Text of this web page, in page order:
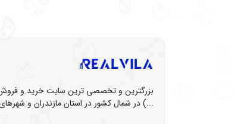
بزرگترین و تخصصی ترین سایت خرید و
...) در شمال کشور در استان مازندران و